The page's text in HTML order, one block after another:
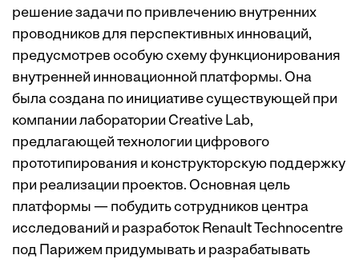
решение задачи по привлечению внутренних
проводников для перспективных инноваций,
предусмотрев особую схему функционирования
внутренней инновационной платформы. Она
была создана по инициативе существующей при
компании лаборатории Creative Lab,
предлагающей технологии цифрового
прототипирования и конструкторскую поддержку
при реализации проектов. Основная цель
платформы — побудить сотрудников центра
исследований и разработок Renault Technocentre
под Парижем придумывать и разрабатывать